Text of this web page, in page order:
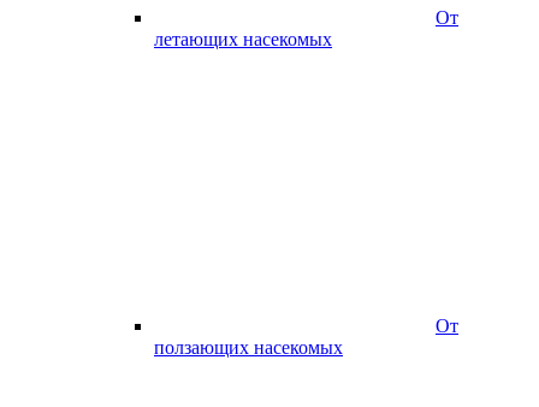
От
летающих насекомых
От
ползающих насекомых